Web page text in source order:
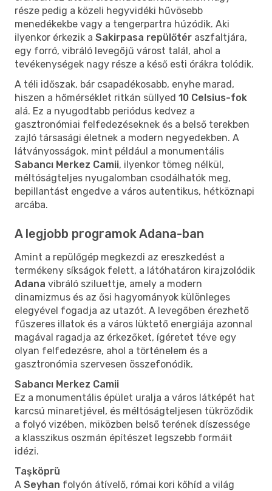
része pedig a közeli hegyvidéki hűvösebb
menedékekbe vagy a tengerpartra húzódik. Aki
ilyenkor érkezik a Sakirpasa repülőtér aszfaltjára,
egy forró, vibráló levegőjű várost talál, ahol a
tevékenységek nagy része a késő esti órákra tolódik.
A téli időszak, bár csapadékosabb, enyhe marad,
hiszen a hőmérséklet ritkán süllyed 10 Celsius-fok
alá. Ez a nyugodtabb periódus kedvez a
gasztronómiai felfedezéseknek és a belső terekben
zajló társasági életnek a modern negyedekben. A
látványosságok, mint például a monumentális
Sabancı Merkez Camii, ilyenkor tömeg nélkül,
méltóságteljes nyugalomban csodálhatók meg,
bepillantást engedve a város autentikus, hétköznapi
arcába.
A legjobb programok Adana-ban
Amint a repülőgép megkezdi az ereszkedést a
termékeny síkságok felett, a látóhatáron kirajzolódik
Adana vibráló sziluettje, amely a modern
dinamizmus és az ősi hagyományok különleges
elegyével fogadja az utazót. A levegőben érezhető
fűszeres illatok és a város lüktető energiája azonnal
magával ragadja az érkezőket, ígéretet téve egy
olyan felfedezésre, ahol a történelem és a
gasztronómia szervesen összefonódik.
Sabancı Merkez Camii
Ez a monumentális épület uralja a város látképét hat
karcsú minaretjével, és méltóságteljesen tükröződik
a folyó vizében, miközben belső terének díszessége
a klasszikus oszmán építészet legszebb formáit
idézi.
Taşköprü
A Seyhan folyón átívelő, római kori kőhíd a világ